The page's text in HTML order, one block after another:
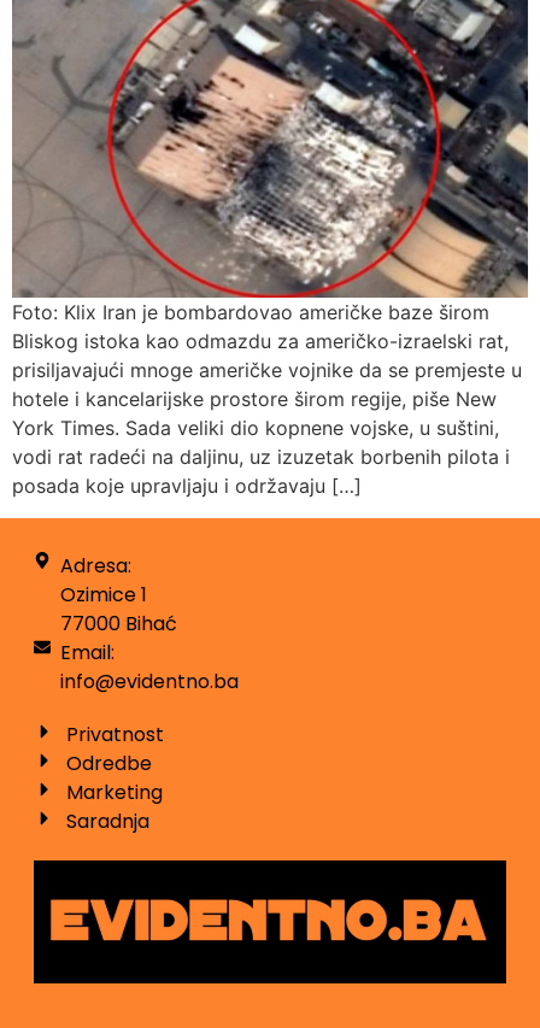
Foto: Klix Iran je bombardovao američke baze širom
Bliskog istoka kao odmazdu za američko-izraelski rat,
prisiljavajući mnoge američke vojnike da se premjeste u
hotele i kancelarijske prostore širom regije, piše New
York Times. Sada veliki dio kopnene vojske, u suštini,
vodi rat radeći na daljinu, uz izuzetak borbenih pilota i
posada koje upravljaju i održavaju […]
Adresa:
Ozimice 1
77000 Bihać
Email:
info@evidentno.ba
Privatnost
Odredbe
Marketing
Saradnja